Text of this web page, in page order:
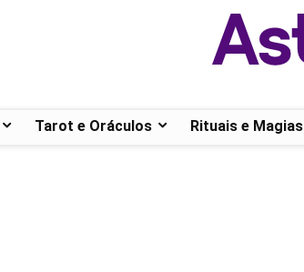
Tarot e Oráculos Rituais e Magias